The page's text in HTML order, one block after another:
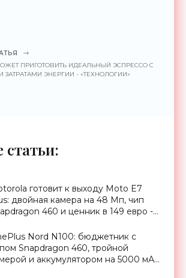
ПРИГОТОВИТЬ ИДЕАЛЬНЫЙ ЭСПРЕССО С
ЭНЕРГИИ - «ТЕХНОЛОГИИ»
готовит к выходу Moto E7
двойная камера на 48 Мп, чип
460 и ценник в 149 евро -
Nord N100: бюджетник с
Snapdragon 460, тройной
и аккумулятором на 5000 мАч